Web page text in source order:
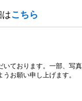
こちら
ております。一部、写
お願い申し上げます。